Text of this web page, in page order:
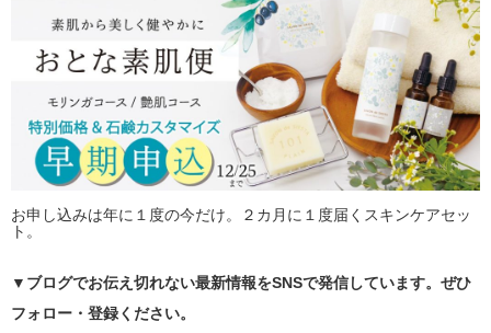
お申し込みは年に１度の今だけ。２カ月に１度届くスキンケアセッ
ト。
▼ブログでお伝え切れない最新情報をSNSで発信しています。ぜひ
フォロー・登録ください。